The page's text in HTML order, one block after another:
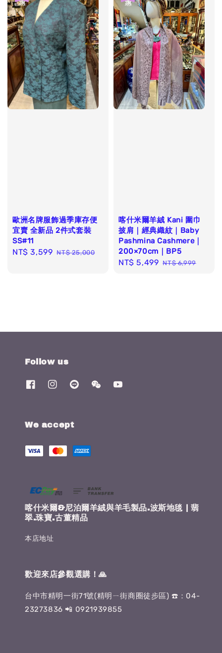
歐洲名牌服飾過季庫存便
宜賣 全新品 2件式套裝
SS#11
Sale
NT$ 3,599 Regular
NT$ 25,000
喀什米爾羊絨 Kani 圍巾
披肩｜經典織紋｜Baby
Pashmina Cashmere｜
200×70cm｜BP5
Sale
NT$ 5,499 Regular
NT$ 6,999
Follow us
We accept
喀什米爾&尼泊爾羊絨與羊毛製品.波斯地毯 | 翡
翠.珠寶.古董精品
本店地址
歡迎來店參觀選購！🙏
台中市精明一街71號(精明ㄧ街商圈徒步區) ☎️：04-
23273836 📲 0921939855